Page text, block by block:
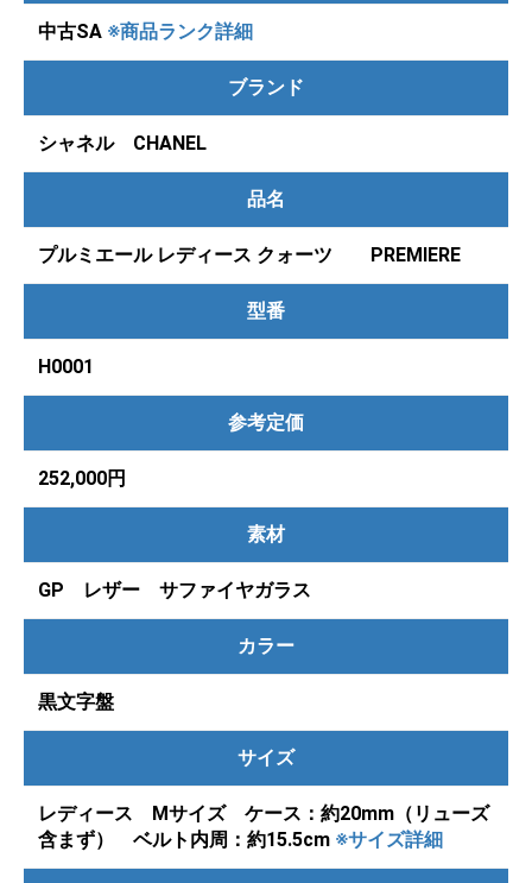
中古SA ※商品ランク詳細
ブランド
シャネル CHANEL
品名
プルミエール レディース クォーツ PREMIERE
型番
H0001
参考定価
252,000円
素材
GP レザー サファイヤガラス
カラー
黒文字盤
サイズ
レディース Mサイズ ケース：約20mm（リューズ
含まず） ベルト内周：約15.5cm ※サイズ詳細